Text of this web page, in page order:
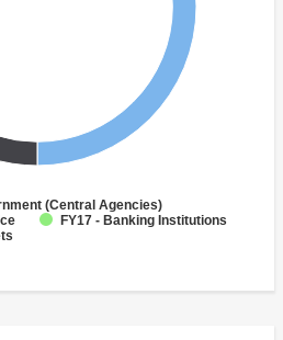
(Central Agencies)
FY17 - Banking Institutions